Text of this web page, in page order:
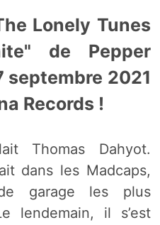
Lonely Tunes
de Pepper
septembre 2021
Records !
Thomas Dahyot.
dans les Madcaps,
garage les plus
lendemain, il s’est